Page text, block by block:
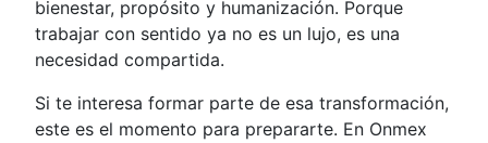
bienestar, propósito y humanización. Porque
trabajar con sentido ya no es un lujo, es una
necesidad compartida.
Si te interesa formar parte de esa transformación,
este es el momento para prepararte. En Onmex